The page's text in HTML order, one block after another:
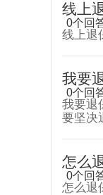
线上
0个回
线上退
我要
0个回
我要退
要坚决
怎么
0个回
怎么退